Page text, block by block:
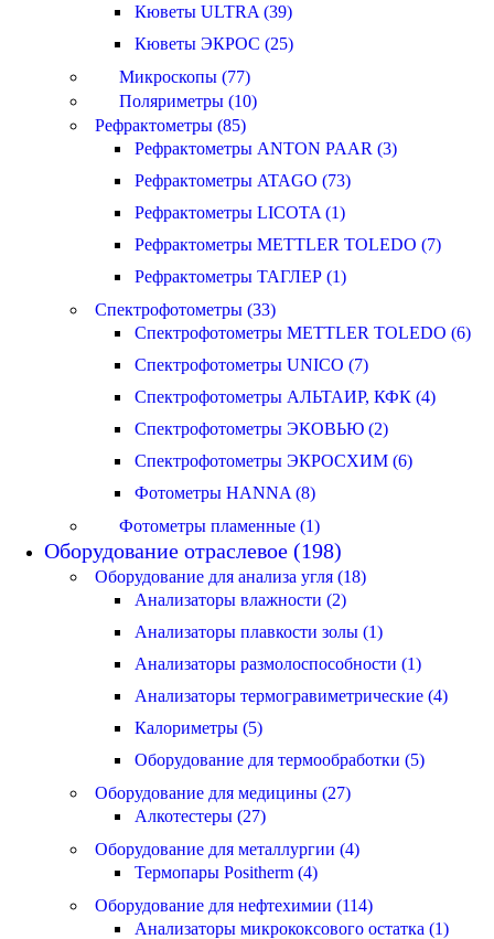
Кюветы ULTRA (39)
Кюветы ЭКРОС (25)
Микроскопы (77)
Поляриметры (10)
Рефрактометры (85)
Рефрактометры ANTON PAAR (3)
Рефрактометры ATAGO (73)
Рефрактометры LICOTA (1)
Рефрактометры METTLER TOLEDO (7)
Рефрактометры ТАГЛЕР (1)
Спектрофотометры (33)
Спектрофотометры METTLER TOLEDO (6)
Спектрофотометры UNICO (7)
Спектрофотометры АЛЬТАИР, КФК (4)
Спектрофотометры ЭКОВЬЮ (2)
Спектрофотометры ЭКРОСХИМ (6)
Фотометры HANNA (8)
Фотометры пламенные (1)
Оборудование отраслевое (198)
Оборудование для анализа угля (18)
Анализаторы влажности (2)
Анализаторы плавкости золы (1)
Анализаторы размолоспособности (1)
Анализаторы термогравиметрические (4)
Калориметры (5)
Оборудование для термообработки (5)
Оборудование для медицины (27)
Алкотестеры (27)
Оборудование для металлургии (4)
Термопары Positherm (4)
Оборудование для нефтехимии (114)
Анализаторы микрококсового остатка (1)